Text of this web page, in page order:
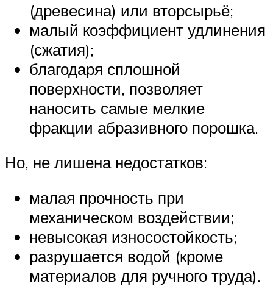
(древесина) или вторсырьё;
малый коэффициент удлинения
(сжатия);
благодаря сплошной
поверхности, позволяет
наносить самые мелкие
фракции абразивного порошка.
Но, не лишена недостатков:
малая прочность при
механическом воздействии;
невысокая износостойкость;
разрушается водой (кроме
материалов для ручного труда).